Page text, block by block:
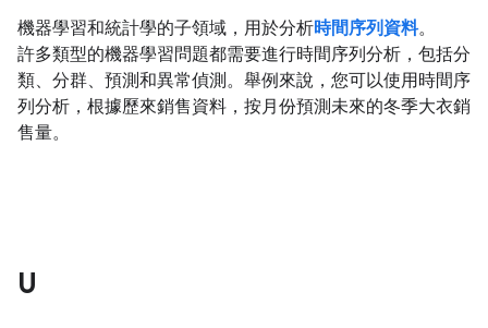
機器學習和統計學的子領域，用於分析時間序列資料。
許多類型的機器學習問題都需要進行時間序列分析，包括分
類、分群、預測和異常偵測。舉例來說，您可以使用時間序
列分析，根據歷來銷售資料，按月份預測未來的冬季大衣銷
售量。
U